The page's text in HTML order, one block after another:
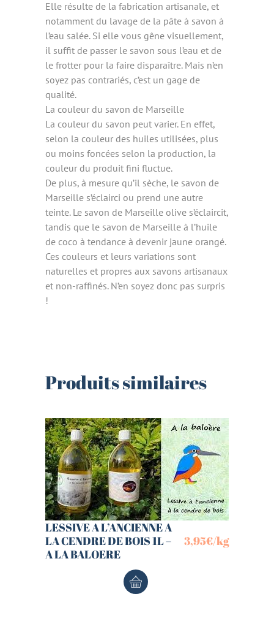
Elle résulte de la fabrication artisanale, et
notamment du lavage de la pâte à savon à
l’eau salée. Si elle vous gêne visuellement,
il suffit de passer le savon sous l’eau et de
le frotter pour la faire disparaître. Mais n’en
soyez pas contrariés, c’est un gage de
qualité.
La couleur du savon de Marseille
La couleur du savon peut varier. En effet,
selon la couleur des huiles utilisées, plus
ou moins foncées selon la production, la
couleur du produit fini fluctue.
De plus, à mesure qu’il sèche, le savon de
Marseille s’éclairci ou prend une autre
teinte. Le savon de Marseille olive s’éclaircit,
tandis que le savon de Marseille à l’huile
de coco à tendance à devenir jaune orangé.
Ces couleurs et leurs variations sont
naturelles et propres aux savons artisanaux
et non-raffinés. N’en soyez donc pas surpris
!
Produits similaires
LESSIVE A L’ANCIENNE A
LA CENDRE DE BOIS 1L –
A LA BALOERE
3,95€/kg